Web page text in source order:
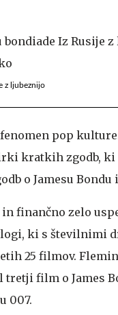
z ljubeznijo
pop
kratkih zgodb, ki
o Jamesu Bondu
in finančno zelo
ki s številnimi
25 filmov.
film o James
007.